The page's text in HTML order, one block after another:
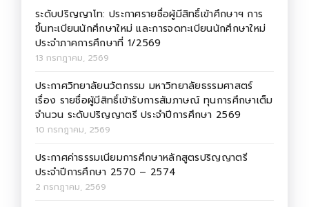
ระดับปริญญาโท: ประกาศรายชื่อผู้มีสิทธิ์เข้าศึกษาฯ การ
ขึ้นทะเบียนนักศึกษาใหม่ และการจดทะเบียนนักศึกษาใหม่
ประจำภาคการศึกษาที่ 1/2569
13 กรกฎาคม, 2569
ประกาศวิทยาลัยนวัตกรรม มหาวิทยาลัยธรรมศาสตร์
เรื่อง รายชื่อผู้มีสิทธิ์เข้ารับการสัมภาษณ์ ทุนการศึกษาเต็ม
จำนวน ระดับปริญญาตรี ประจำปีการศึกษา 2569
10 กรกฎาคม, 2569
ประกาศค่าธรรมเนียมการศึกษาหลักสูตรปริญญาตรี
ประจำปีการศึกษา 2570 – 2574
2 กรกฎาคม, 2569